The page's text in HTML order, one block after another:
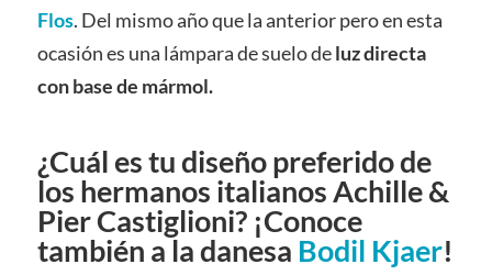
Flos. Del mismo año que la anterior pero en esta
ocasión es una lámpara de suelo deluz directa
con base de mármol.
¿Cuál es tu diseño preferido de
los hermanos italianos Achille &
Pier Castiglioni? ¡Conoce
también a la danesa Bodil Kjaer!